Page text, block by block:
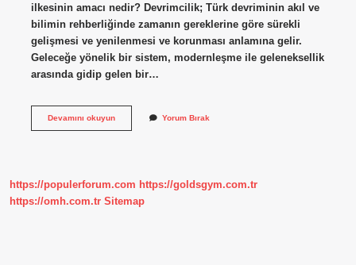
ilkesinin amacı nedir? Devrimcilik; Türk devriminin akıl ve
bilimin rehberliğinde zamanın gereklerine göre sürekli
gelişmesi ve yenilenmesi ve korunması anlamına gelir.
Geleceğe yönelik bir sistem, modernleşme ile geleneksellik
arasında gidip gelen bir…
Devamını okuyunTürk
Yorum Bırak
https://populerforum.com https://goldsgym.com.tr
https://omh.com.tr Sitemap